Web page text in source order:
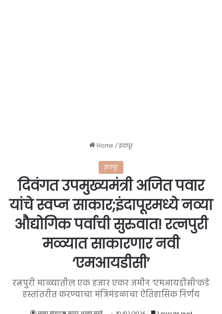
Home/इंदापूर
इंदापूर
दिवंगत उपमुख्यमंत्री अजित पवार
यांचे स्वप्न साकार;इंदापूरमध्ये नव्या
औद्योगिक पर्वाची सुरुवात! रत्नपुरी
मळ्यात साकारणार नवी
‘एमआयडीसी’
रत्नपुरी माळ्यातील एक हजार एकर जमीन ‘एमआयडीसी’कडे
हस्तांतरीत करण्याचा मंत्रिमंडळाचा ऐतिहासिक निर्णय